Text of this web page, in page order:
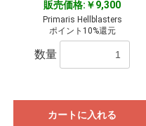
販売価格:￥9,300
Primaris Hellblasters
ポイント10%還元
数量
カートに入れる